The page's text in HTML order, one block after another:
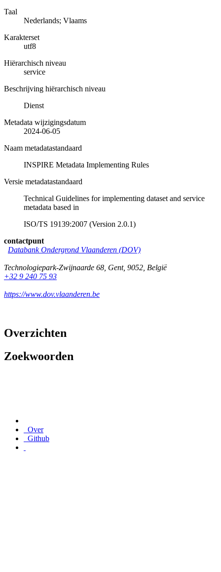
Taal
Nederlands; Vlaams
Karakterset
utf8
Hiërarchisch niveau
service
Beschrijving hiërarchisch niveau
Dienst
Metadata wijzigingsdatum
2024-06-05
Naam metadatastandaard
INSPIRE Metadata Implementing Rules
Versie metadatastandaard
Technical Guidelines for implementing dataset and service
metadata based in
ISO/TS 19139:2007 (Version 2.0.1)
contactpunt
Databank Ondergrond Vlaanderen (DOV)
Technologiepark-Zwijnaarde 68 Gent, 9052 België
+32 9 240 75 93
https://www.dov.vlaanderen.be
Overzichten
Zoekwoorden
Over
Github